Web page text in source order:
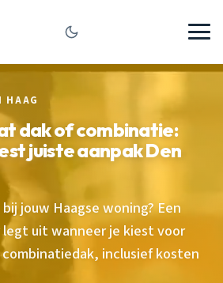
HAAG
dak of combinatie:
juiste aanpak Den
jouw Haagse woning? Een
uit wanneer je kiest voor
inclusief kosten